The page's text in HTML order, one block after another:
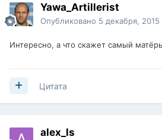
Yawa_Artillerist
Опубликовано 5 декабря, 2015
Интересно, а что скажет самый
Цитата
alex_ls